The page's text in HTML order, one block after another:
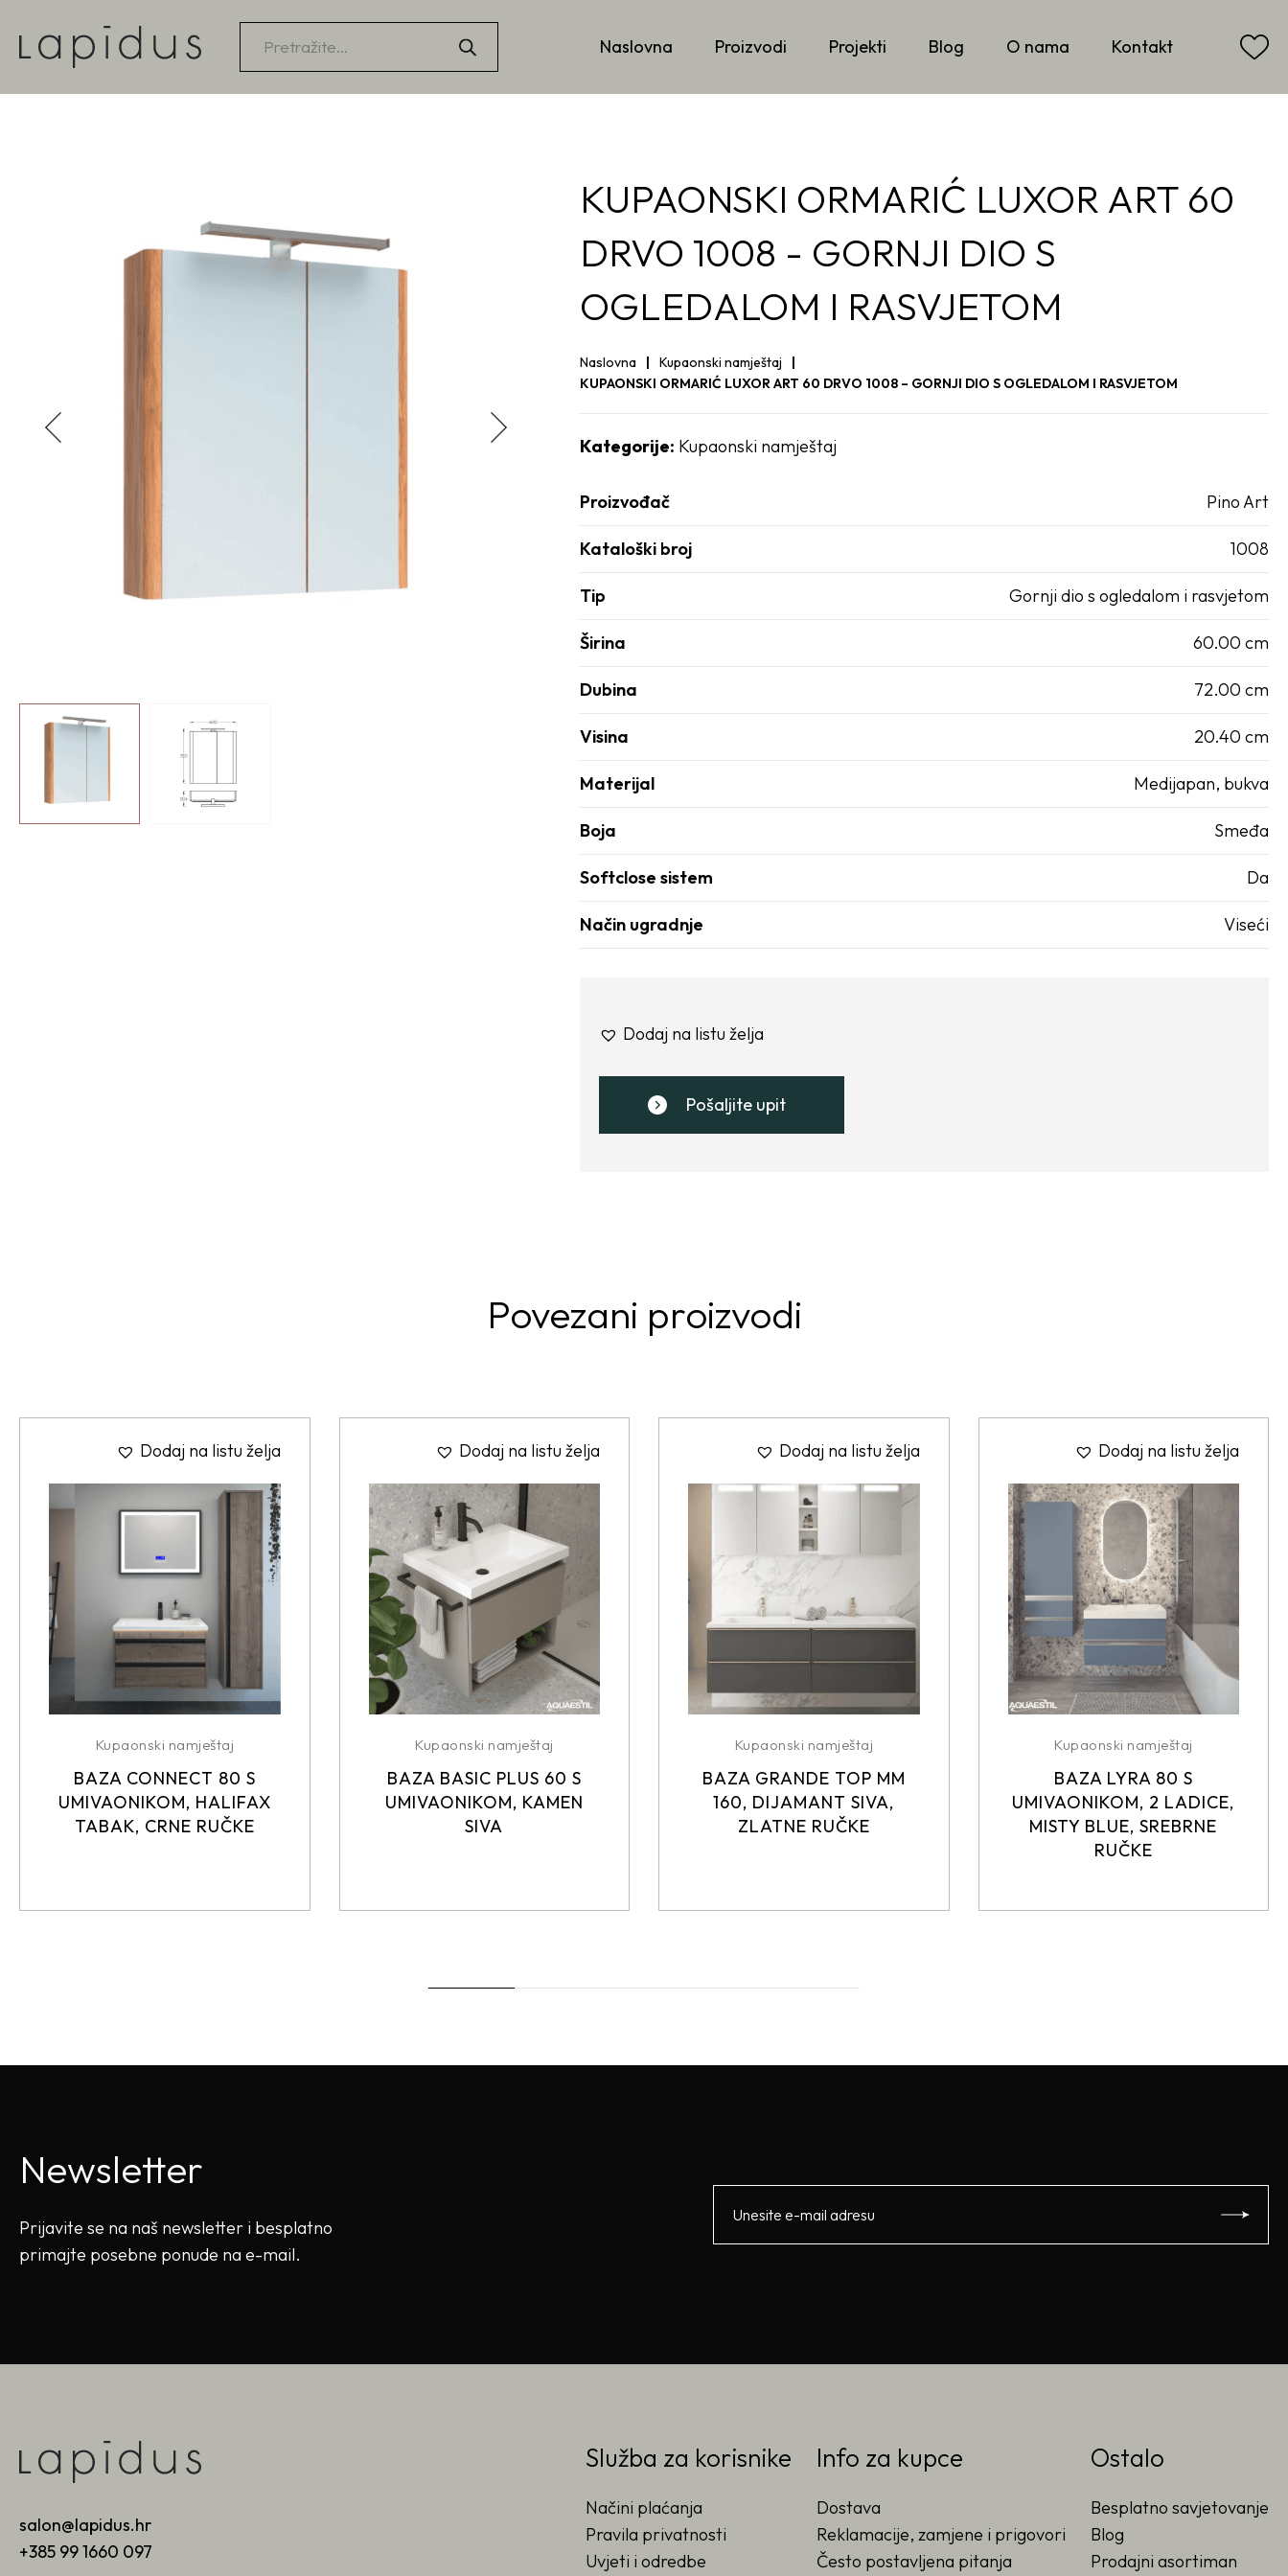
Products
search
Naslovna Proizvodi Projekti Blog O nama Kontakt
KUPAONSKI ORMARIĆ LUXOR ART 60
DRVO 1008 - GORNJI DIO S
OGLEDALOM I RASVJETOM
Naslovna
Kupaonski namještaj
KUPAONSKI ORMARIĆ LUXOR ART 60 DRVO 1008 – GORNJI DIO S OGLEDALOM I RASVJETOM
Kategorije: Kupaonski namještaj
Proizvođač Pino Art
Kataloški broj 1008
Tip Gornji dio s ogledalom i rasvjetom
Širina 60.00 cm
Dubina 72.00 cm
Visina 20.40 cm
Materijal Medijapan, bukva
Boja Smeđa
Softclose sistem Da
Način ugradnje Viseći
Dodaj na listu želja
Pošaljite upit
Povezani proizvodi
Dodaj na listu želja
Kupaonski namještaj
BAZA CONNECT 80 S
UMIVAONIKOM, HALIFAX
TABAK, CRNE RUČKE
Dodaj na listu želja
Kupaonski namještaj
BAZA BASIC PLUS 60 S
UMIVAONIKOM, KAMEN
SIVA
Dodaj na listu želja
Kupaonski namještaj
BAZA GRANDE TOP MM
160, DIJAMANT SIVA,
ZLATNE RUČKE
Dodaj na listu želja
Kupaonski namještaj
BAZA LYRA 80 S
UMIVAONIKOM, 2 LADICE,
MISTY BLUE, SREBRNE
RUČKE
Newsletter
Prijavite se na naš newsletter i besplatno
primajte posebne ponude na e-mail.
salon@lapidus.hr
+385 99 1660 097
Služba za korisnike
Načini plaćanja
Pravila privatnosti
Uvjeti i odredbe
Info za kupce
Dostava
Reklamacije, zamjene i prigovori
Često postavljena pitanja
Ostalo
Besplatno savjetovanje
Blog
Prodajni asortiman